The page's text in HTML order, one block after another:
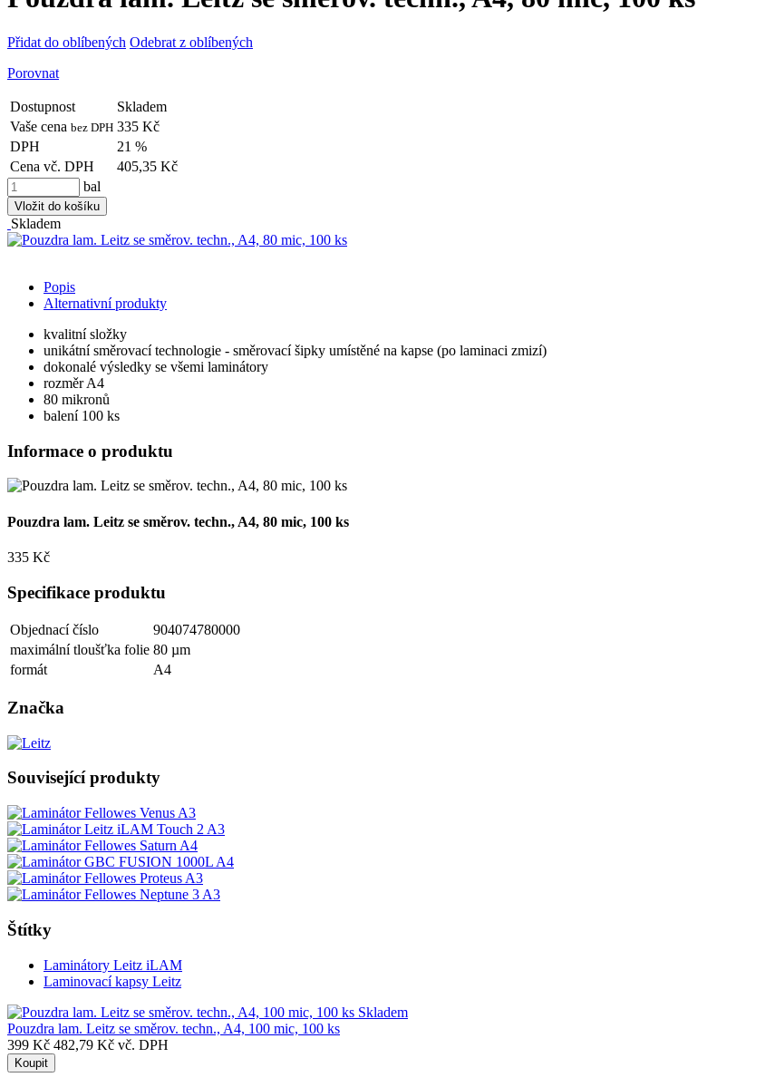
Přidat do oblíbených Odebrat z oblíbených
Porovnat
Dostupnost
Skladem
Vaše cena bez DPH 335 Kč
DPH
21 %
Cena vč. DPH
405,35 Kč
bal
Vložit do košíku
Skladem
Popis
Alternativní produkty
kvalitní složky
unikátní směrovací technologie - směrovací šipky umístěné na kapse (po laminaci zmizí)
dokonalé výsledky se všemi laminátory
rozměr A4
80 mikronů
balení 100 ks
Informace o produktu
Pouzdra lam. Leitz se směrov. techn., A4, 80 mic, 100 ks
335 Kč
Specifikace produktu
Objednací číslo
904074780000
maximální tloušťka folie 80 µm
formát
A4
Značka
Související produkty
Štítky
Laminátory Leitz iLAM
Laminovací kapsy Leitz
Skladem
Pouzdra lam. Leitz se směrov. techn., A4, 100 mic, 100 ks
399 Kč 482,79 Kč vč. DPH
Koupit